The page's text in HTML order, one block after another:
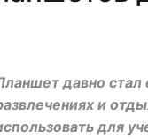
давно
и
для